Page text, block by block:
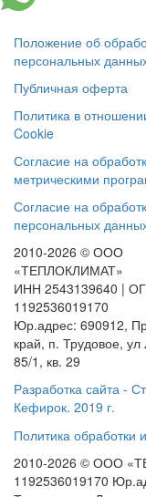
Положение об
персональных
Публичная оферта
Политика в
Cookie
Согласие на
метрическими
Согласие на
персональных
2010-2026 © ООО
«ТЕПЛОКЛИМАТ»
ИНН 2543139640 |
1192536019170
Юр.адрес: 690912,
край, п. Трудовое,
85/1, кв. 29
Разработка сайта -
Кефирок. 2019 г.
Политика обработки
2010-2026 © ООО
1192536019170